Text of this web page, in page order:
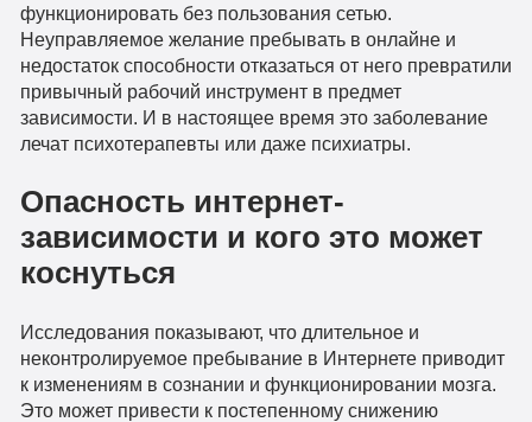
функционировать без пользования сетью.
Неуправляемое желание пребывать в онлайне и
недостаток способности отказаться от него превратили
привычный рабочий инструмент в предмет
зависимости. И в настоящее время это заболевание
лечат психотерапевты или даже психиатры.
Опасность интернет-
зависимости и кого это может
коснуться
Исследования показывают, что длительное и
неконтролируемое пребывание в Интернете приводит
к изменениям в сознании и функционировании мозга.
Это может привести к постепенному снижению